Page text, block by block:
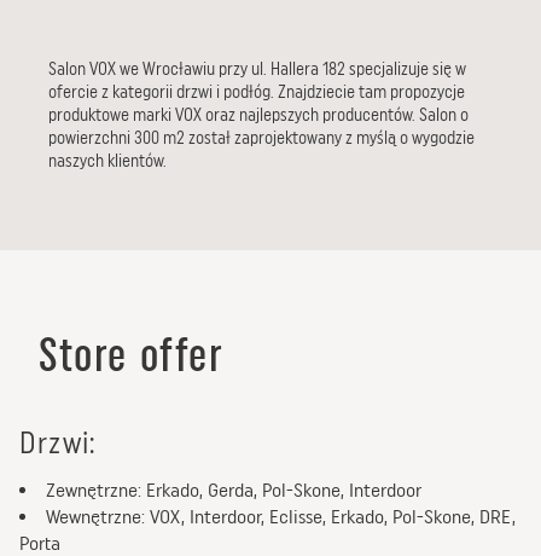
Salon VOX we Wrocławiu przy ul. Hallera 182 specjalizuje się w
ofercie z kategorii drzwi i podłóg. Znajdziecie tam propozycje
produktowe marki VOX oraz najlepszych producentów. Salon o
powierzchni 300 m2 został zaprojektowany z myślą o wygodzie
naszych klientów.
Store offer
drzwi:
Zewnętrzne: Erkado, Gerda, Pol-Skone, Interdoor
Wewnętrzne: VOX, Interdoor, Eclisse, Erkado, Pol-Skone, DRE,
Porta